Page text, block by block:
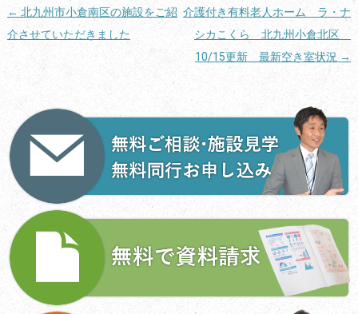
投
稿
シ
ョ
← 北九州市小倉南区の施設をご紹
介させていただきました
介護付き有料老人ホーム ラ・ナ
シカこくら 北九州小倉北区
10/15更新 最新空き室状況 →